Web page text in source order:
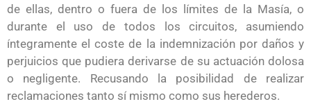
de ellas, dentro o fuera de los límites de la Masía, o
durante el uso de todos los circuitos, asumiendo
íntegramente el coste de la indemnización por daños y
perjuicios que pudiera derivarse de su actuación dolosa
o negligente. Recusando la posibilidad de realizar
reclamaciones tanto sí mismo como sus herederos.